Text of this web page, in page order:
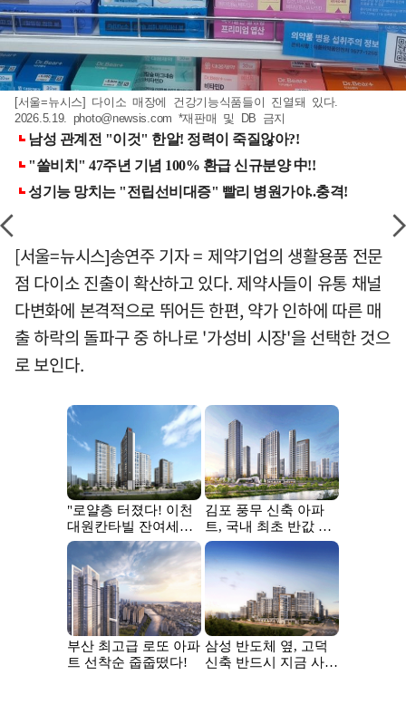
[서울=뉴시스] 다이소 매장에 건강기능식품들이 진열돼 있다.
2026.5.19. photo@newsis.com *재판매 및 DB 금지
[서울=뉴시스]송연주 기자 = 제약기업의 생활용품 전문
점 다이소 진출이 확산하고 있다. 제약사들이 유통 채널
다변화에 본격적으로 뛰어든 한편, 약가 인하에 따른 매
출 하락의 돌파구 중 하나로 '가성비 시장'을 선택한 것으
로 보인다.